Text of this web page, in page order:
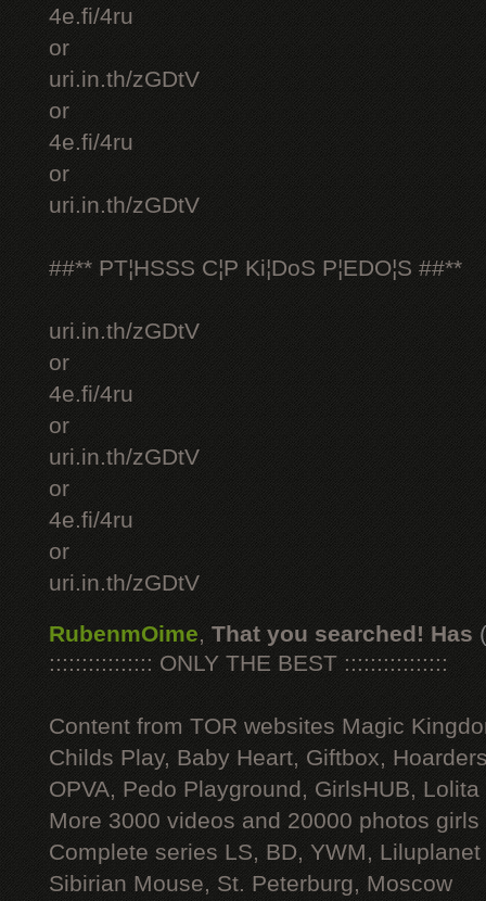
4e.fi/4ru
or
uri.in.th/zGDtV
or
4e.fi/4ru
or
uri.in.th/zGDtV
##** PT¦HSSS C¦P Ki¦DoS P¦EDO¦S ##**
uri.in.th/zGDtV
or
4e.fi/4ru
or
uri.in.th/zGDtV
or
4e.fi/4ru
or
uri.in.th/zGDtV
RubenmOime, That you searched! Has
:::::::::::::::: ONLY THE BEST ::::::::::::::::
Content from TOR websites Magic
Childs Play, Baby Heart, Giftbox,
OPVA, Pedo Playground, GirlsHUB, Lolita
More 3000 videos and 20000 photos
Complete series LS, BD, YWM, Liluplanet
Sibirian Mouse, St. Peterburg, Moscow